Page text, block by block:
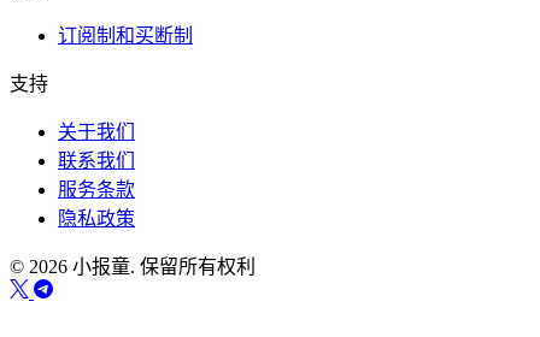
订阅制和买断制
支持
关于我们
联系我们
服务条款
隐私政策
© 2026 小报童. 保留所有权利